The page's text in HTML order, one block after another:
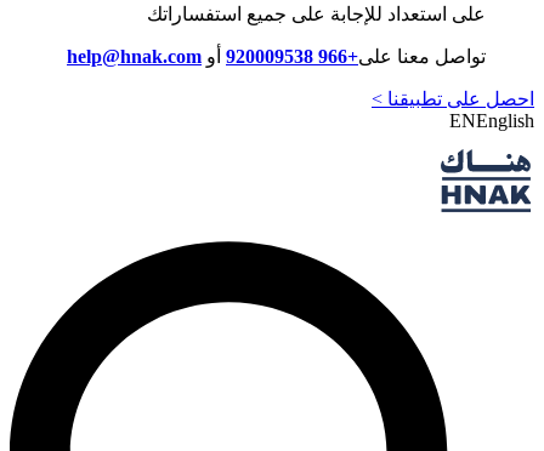
على استعداد للإجابة على جميع استفساراتك
تواصل معنا على+966 920009538 أو help@hnak.com
احصل على تطبيقنا >
ENEnglish